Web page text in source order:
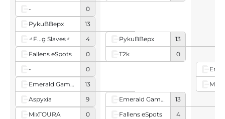
-
0
PykuBBepx
13
♂F...g Slaves♂
4
Fallens eSpots
0
-
0
Emerald Gaming
13
Aspyxia
9
MixTOURA
0
PykuBBepx
13
T2k
0
Emerald Gaming
13
Fallens eSpots
4